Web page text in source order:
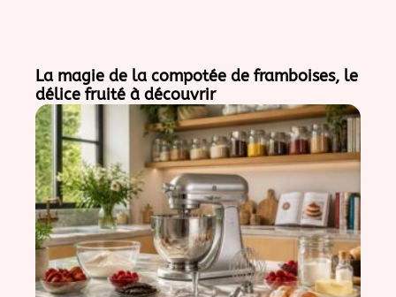
La magie de la compotée de framboises, le
délice fruité à découvrir